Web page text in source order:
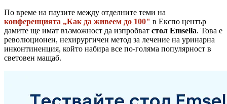
По време на паузите между отделните теми на
конференцията „Как да живеем до 100" в Експо център
дамите ще имат възможност да изпробват стол Emsella. Това е
революционен, нехирургичен метод за лечение на уринарна
инконтиненция, който набира все по-голяма популярност в
световен мащаб.